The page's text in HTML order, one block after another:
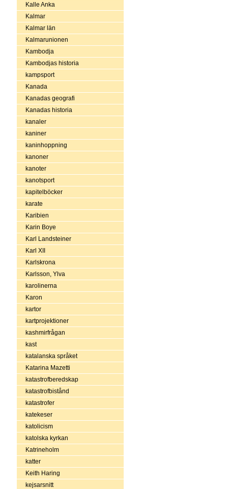
Kalle Anka
Kalmar
Kalmar län
Kalmarunionen
Kambodja
Kambodjas historia
kampsport
Kanada
Kanadas geografi
Kanadas historia
kanaler
kaniner
kaninhoppning
kanoner
kanoter
kanotsport
kapitelböcker
karate
Karibien
Karin Boye
Karl Landsteiner
Karl XII
Karlskrona
Karlsson, Ylva
karolinerna
Karon
kartor
kartprojektioner
kashmirfrågan
kast
katalanska språket
Katarina Mazetti
katastrofberedskap
katastrofbistånd
katastrofer
katekeser
katolicism
katolska kyrkan
Katrineholm
katter
Keith Haring
kejsarsnitt